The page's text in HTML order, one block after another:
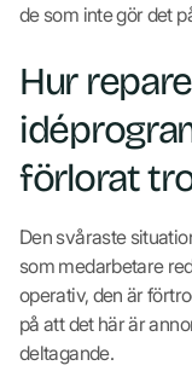
de som inte gör det
Hur
förlorat
Den svåraste
som medarbetare
operativ, den är
på att det här är
deltagande.